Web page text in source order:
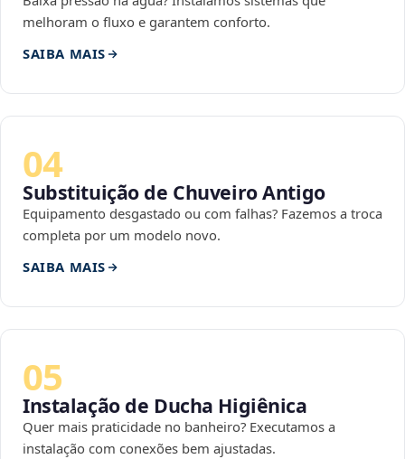
melhoram o fluxo e garantem conforto.
SAIBA MAIS
04
Substituição de Chuveiro Antigo
Equipamento desgastado ou com falhas? Fazemos a troca
completa por um modelo novo.
SAIBA MAIS
05
Instalação de Ducha Higiênica
Quer mais praticidade no banheiro? Executamos a
instalação com conexões bem ajustadas.